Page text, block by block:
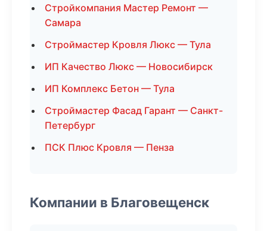
Стройкомпания Мастер Ремонт —
Самара
Строймастер Кровля Люкс — Тула
ИП Качество Люкс — Новосибирск
ИП Комплекс Бетон — Тула
Строймастер Фасад Гарант — Санкт-
Петербург
ПСК Плюс Кровля — Пенза
Компании в Благовещенск